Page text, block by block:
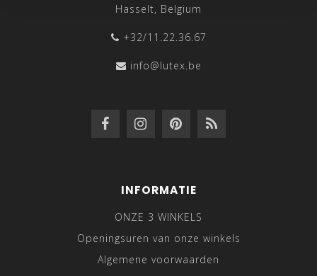
Hasselt, Belgium
+32/11.22.36.67
info@lutex.be
INFORMATIE
ONZE 3 WINKELS
Openingsuren van onze winkels
Algemene voorwaarden